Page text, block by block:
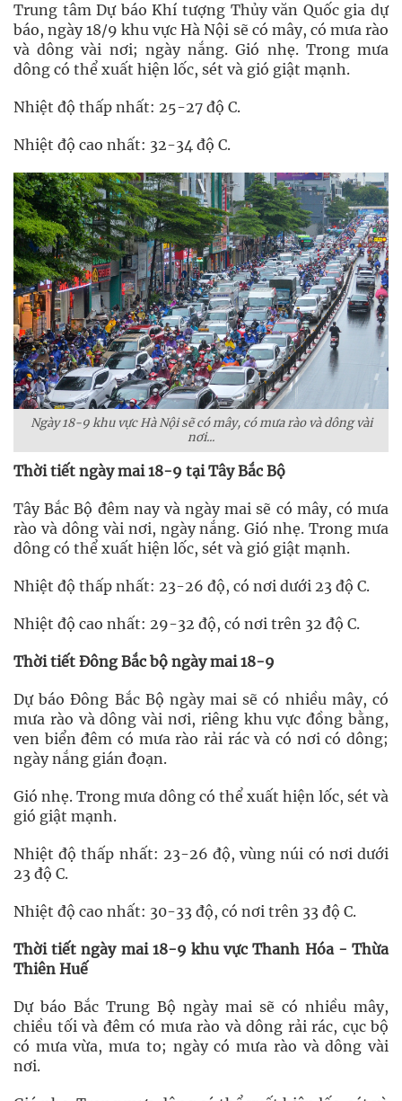
Trung tâm Dự báo Khí tượng Thủy văn Quốc gia dự
báo, ngày 18/9 khu vực Hà Nội sẽ có mây, có mưa rào
và dông vài nơi; ngày nắng. Gió nhẹ. Trong mưa
dông có thể xuất hiện lốc, sét và gió giật mạnh.
Nhiệt độ thấp nhất: 25-27 độ C.
Nhiệt độ cao nhất: 32-34 độ C.
Ngày 18-9 khu vực Hà Nội sẽ có mây, có mưa rào và dông vài
nơi...
Thời tiết ngày mai 18-9 tại Tây Bắc Bộ
Tây Bắc Bộ đêm nay và ngày mai sẽ có mây, có mưa
rào và dông vài nơi, ngày nắng. Gió nhẹ. Trong mưa
dông có thể xuất hiện lốc, sét và gió giật mạnh.
Nhiệt độ thấp nhất: 23-26 độ, có nơi dưới 23 độ C.
Nhiệt độ cao nhất: 29-32 độ, có nơi trên 32 độ C.
Thời tiết Đông Bắc bộ ngày mai 18-9
Dự báo Đông Bắc Bộ ngày mai sẽ có nhiều mây, có
mưa rào và dông vài nơi, riêng khu vực đồng bằng,
ven biển đêm có mưa rào rải rác và có nơi có dông;
ngày nắng gián đoạn.
Gió nhẹ. Trong mưa dông có thể xuất hiện lốc, sét và
gió giật mạnh.
Nhiệt độ thấp nhất: 23-26 độ, vùng núi có nơi dưới
23 độ C.
Nhiệt độ cao nhất: 30-33 độ, có nơi trên 33 độ C.
Thời tiết ngày mai 18-9 khu vực Thanh Hóa - Thừa
Thiên Huế
Dự báo Bắc Trung Bộ ngày mai sẽ có nhiều mây,
chiều tối và đêm có mưa rào và dông rải rác, cục bộ
có mưa vừa, mưa to; ngày có mưa rào và dông vài
nơi.